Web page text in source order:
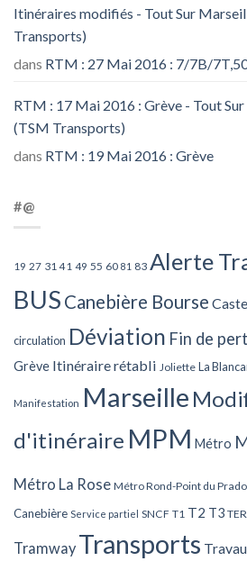
Itinéraires modifiés - Tout Sur
Transports)
dans RTM : 27 Mai 2016 : 7/7B/
RTM : 17 Mai 2016 : Grève - Tout
(TSM Transports)
dans RTM : 19 Mai 2016 : Grève
#@
19 27 31 41 49 55 60 81 83 Alerte
BUS Canebière Bourse
circulation Déviation Fin de
Grève Itinéraire rétabli Joliette La
Manifestation Marseille
d'itinéraire MPM Métro
Métro La Rose Métro Rond-Point du Prado
Canebière Service partiel SNCF T1 T2 T3 TER
Tramway Transports